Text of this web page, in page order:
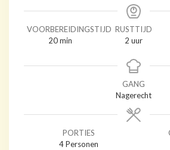
VOORBEREIDINGSTIJD
20minuten
min
RUSTTIJD
2 uur
uur
GANG
Nagerecht
PORTIES
4Personen